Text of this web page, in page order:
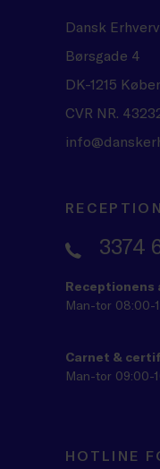
Dansk Erhverv
Børsgade 4
DK-1215
CVR NR.
RECEPTION
3374
Receptionens
Man-tor 08:00-
Carnet &
Man-tor 09:00-
HOTLINE